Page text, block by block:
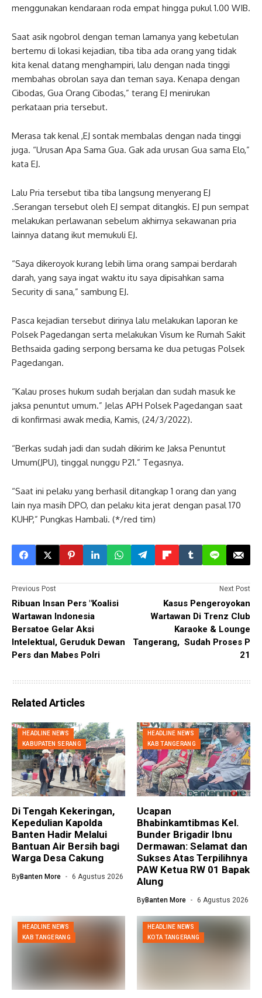
menggunakan kendaraan roda empat hingga pukul 1.00 WIB.
Saat asik ngobrol dengan teman lamanya yang kebetulan
bertemu di lokasi kejadian, tiba tiba ada orang yang tidak
kita kenal datang menghampiri, lalu dengan nada tinggi
membahas obrolan saya dan teman saya. Kenapa dengan
Cibodas, Gua Orang Cibodas,” terang EJ menirukan
perkataan pria tersebut.
Merasa tak kenal ,EJ sontak membalas dengan nada tinggi
juga. “Urusan Apa Sama Gua. Gak ada urusan Gua sama Elo,”
kata EJ.
Lalu Pria tersebut tiba tiba langsung menyerang EJ
.Serangan tersebut oleh EJ sempat ditangkis. EJ pun sempat
melakukan perlawanan sebelum akhirnya sekawanan pria
lainnya datang ikut memukuli EJ.
“Saya dikeroyok kurang lebih lima orang sampai berdarah
darah, yang saya ingat waktu itu saya dipisahkan sama
Security di sana,” sambung EJ.
Pasca kejadian tersebut dirinya lalu melakukan laporan ke
Polsek Pagedangan serta melakukan Visum ke Rumah Sakit
Bethsaida gading serpong bersama ke dua petugas Polsek
Pagedangan.
“Kalau proses hukum sudah berjalan dan sudah masuk ke
jaksa penuntut umum.” Jelas APH Polsek Pagedangan saat
di konfirmasi awak media, Kamis, (24/3/2022).
“Berkas sudah jadi dan sudah dikirim ke Jaksa Penuntut
Umum(JPU), tinggal nunggu P21.” Tegasnya.
“Saat ini pelaku yang berhasil ditangkap 1 orang dan yang
lain nya masih DPO, dan pelaku kita jerat dengan pasal 170
KUHP,” Pungkas Hambali. (*/red tim)
Previous Post
Ribuan Insan Pers "Koalisi
Wartawan Indonesia
Bersatoe Gelar Aksi
Intelektual, Geruduk Dewan
Pers dan Mabes Polri
Next Post
Kasus Pengeroyokan
Wartawan Di Trenz Club
Karaoke & Lounge
Tangerang, Sudah Proses P
21
Related Articles
HEADLINE NEWS
KABUPATEN SERANG
Di Tengah Kekeringan,
Kepedulian Kapolda
Banten Hadir Melalui
Bantuan Air Bersih bagi
Warga Desa Cakung
ByBanten More 6 Agustus 2026
HEADLINE NEWS
KAB TANGERANG
Ucapan
Bhabinkamtibmas Kel.
Bunder Brigadir Ibnu
Dermawan: Selamat dan
Sukses Atas Terpilihnya
PAW Ketua RW 01 Bapak
Alung
ByBanten More 6 Agustus 2026
HEADLINE NEWS
KAB TANGERANG
HEADLINE NEWS
KOTA TANGERANG